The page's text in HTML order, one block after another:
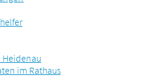
im Rathaus